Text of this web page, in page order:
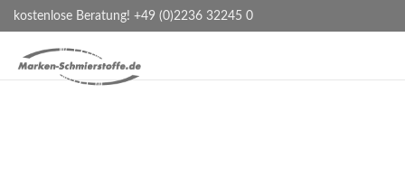
kostenlose Beratung! +49 (0)2236 32245 0